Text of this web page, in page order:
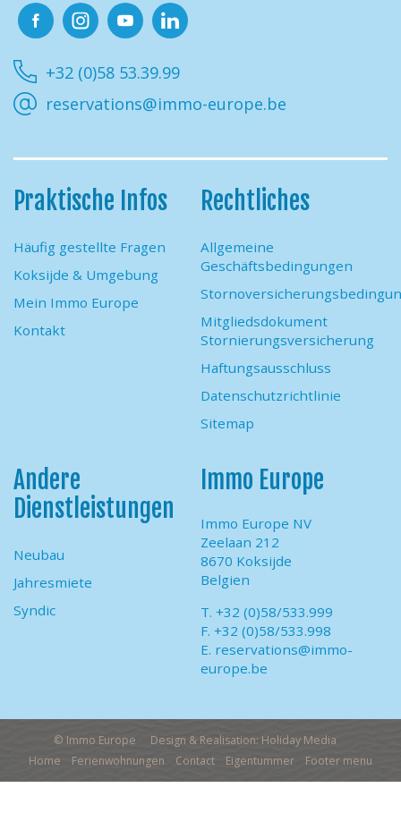
+32 (0)58 53.39.99
reservations@immo-europe.be
Praktische Infos
Häufig gestellte Fragen
Koksijde & Umgebung
Mein Immo Europe
Kontakt
Rechtliches
Allgemeine
Geschäftsbedingungen
Mitgliedsdokument
Stornierungsversicherung
Haftungsausschluss
Datenschutzrichtlinie
Sitemap
Andere
Dienstleistungen
Neubau
Jahresmiete
Syndic
Immo Europe
Immo Europe NV
Zeelaan 212
8670 Koksijde
Belgien
T. +32 (0)58/533.999
F. +32 (0)58/533.998
E. reservations@immo-
europe.be
© Immo Europe
Design & Realisation: Holiday Media
Home
Ferienwohnungen Contact Eigentummer Footer menu